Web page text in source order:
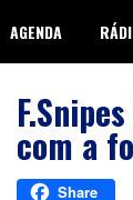
AGENDA
com a
Share